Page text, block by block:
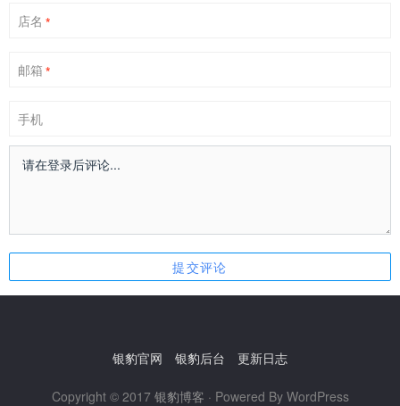
店名 *
邮箱 *
手机
银豹官网 银豹后台 更新日志
Copyright © 2017 银豹博客 · Powered By WordPress